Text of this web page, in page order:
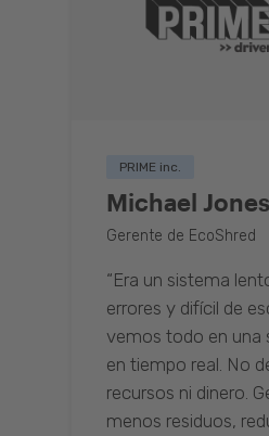
PRIME inc.
Michael Jones
Gerente de EcoShred
“Era un sistema
errores y difícil de
vemos todo en una
en tiempo real. No
recursos ni dinero.
menos residuos,